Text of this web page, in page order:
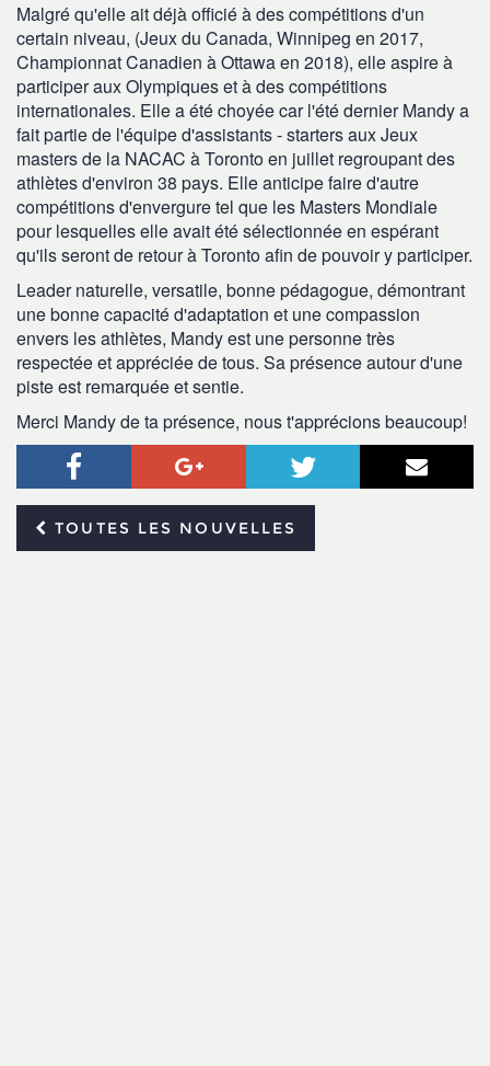
Malgré qu'elle ait déjà officié à des compétitions d'un
certain niveau, (Jeux du Canada, Winnipeg en 2017,
Championnat Canadien à Ottawa en 2018), elle aspire à
participer aux Olympiques et à des compétitions
internationales. Elle a été choyée car l'été dernier Mandy a
fait partie de l'équipe d'assistants - starters aux Jeux
masters de la NACAC à Toronto en juillet regroupant des
athlètes d'environ 38 pays. Elle anticipe faire d'autre
compétitions d'envergure tel que les Masters Mondiale
pour lesquelles elle avait été sélectionnée en espérant
qu'ils seront de retour à Toronto afin de pouvoir y participer.
Leader naturelle, versatile, bonne pédagogue, démontrant
une bonne capacité d'adaptation et une compassion
envers les athlètes, Mandy est une personne très
respectée et appréciée de tous. Sa présence autour d'une
piste est remarquée et sentie.
Merci Mandy de ta présence, nous t'apprécions beaucoup!
Facebook Google+ Twitter
TOUTES LES NOUVELLES